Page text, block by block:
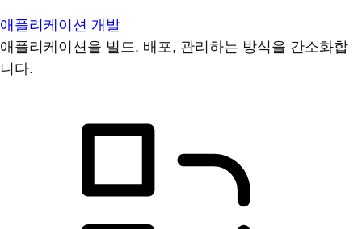
애플리케이션 개발
애플리케이션을 빌드, 배포, 관리하는 방식을 간소화합
니다.